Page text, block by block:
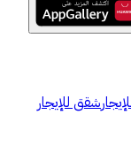
شقق للإيجار